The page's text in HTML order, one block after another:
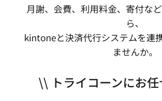
月謝、会費、利用料金、寄付な
ら、
kintoneと決済代行システムを連
ませんか。
\\ トライコーンにお